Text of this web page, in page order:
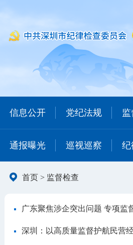
信息公开 党纪法规
通报曝光 巡视巡察 纪
首页> 监督检查
广东聚焦涉企突出问题 专项监
深圳：以高质量监督护航民营